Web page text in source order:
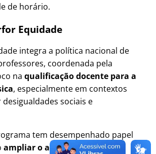
de horário.
Equidade
integra a política nacional de
coordenada pela
na qualificação docente para a
, especialmente em contextos
sociais e
tem desempenhado papel
ampliar o acesso à formação